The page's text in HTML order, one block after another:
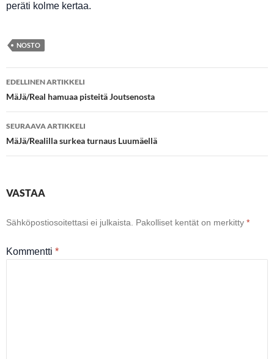
peräti kolme kertaa.
NOSTO
Artikkelien
selaus
EDELLINEN ARTIKKELI
MäJä/Real hamuaa pisteitä Joutsenosta
SEURAAVA ARTIKKELI
MäJä/Realilla surkea turnaus Luumäellä
VASTAA
Sähköpostiosoitettasi ei julkaista. Pakolliset kentät on merkitty *
Kommentti *